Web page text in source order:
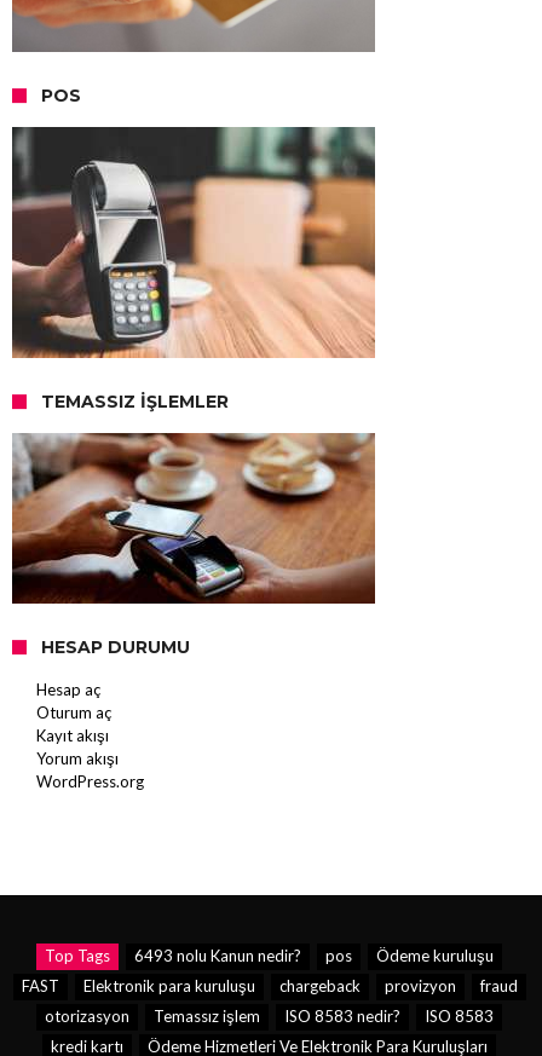
POS
TEMASSIZ İŞLEMLER
HESAP DURUMU
Hesap aç
Oturum aç
Kayıt akışı
Yorum akışı
WordPress.org
Top Tags 6493 nolu Kanun nedir? pos
Ödeme kuruluşu
FAST
Elektronik para kuruluşu chargeback provizyon
fraud
otorizasyon
Temassız işlem ISO 8583 nedir?
ISO 8583
kredi kartı
Ödeme Hizmetleri Ve Elektronik Para Kuruluşları